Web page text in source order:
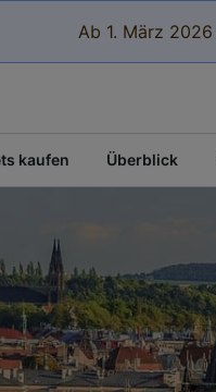
Ab 1. März
kaufen Überblick